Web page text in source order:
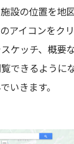
設の位置を地
アイコンをクリ
ケッチ、概要
できるように
いきます。